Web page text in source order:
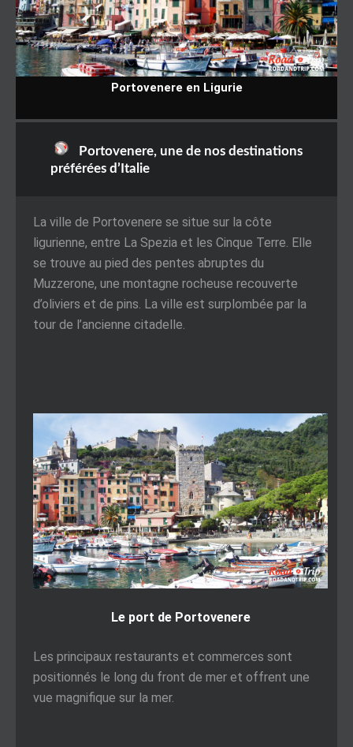
Portovenere en Ligurie
Portovenere, une de nos destinations
préférées d’Italie
La ville de Portovenere se situe sur la côte
ligurienne, entre La Spezia et les Cinque Terre. Elle
se trouve au pied des pentes abruptes du
Muzzerone, une montagne rocheuse recouverte
d’oliviers et de pins. La ville est surplombée par la
tour de l’ancienne citadelle.
Le port de Portovenere
Les principaux restaurants et commerces sont
positionnés le long du front de mer et offrent une
vue magnifique sur la mer.